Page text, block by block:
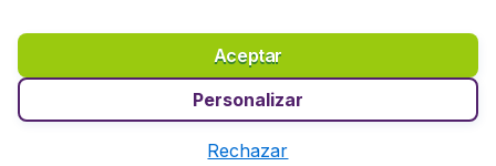
Privacidad
Copyright © 2026
Aceptar
Personalizar
Rechazar